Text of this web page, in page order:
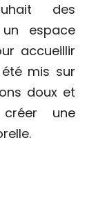
des
espace
accueillir
mis sur
doux et
une